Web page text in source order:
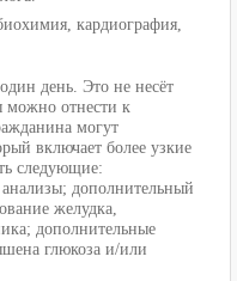
кардиография,
день. Это не несёт
можно отнести к
могут
включает более узкие
следующие:
дополнительный
желудка,
дополнительные
глюкоза и/или